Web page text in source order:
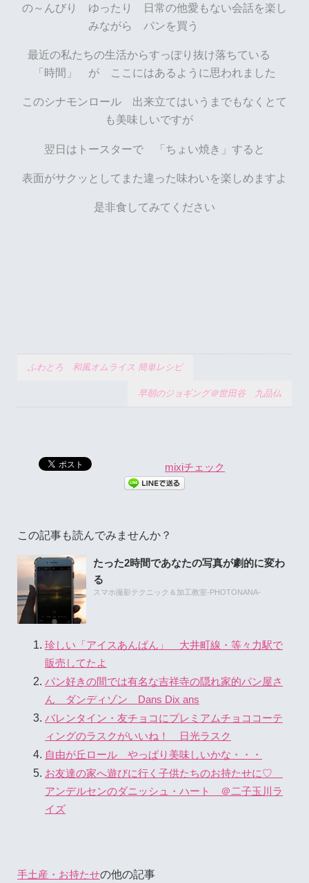
の～んびり ゆったり 日常の他愛もない会話を楽し
みながら パンを買う
最近の私たちの生活からすっぽり抜け落ちている
「時間」 が ここにはあるように思われました
このシナモンロール 出来立てはいうまでもなくとて
も美味しいですが
翌日はトースターで 「ちょい焼き」すると
表面がサクッとしてまた違った味わいを楽しめますよ
是非食してみてください
ふわとろ 和風オムライス 簡単レシピ
早朝のジョギング＠世田谷 九品仏
mixiチェック
この記事も読んでみませんか？
たった2時間であなたの写真が劇的に変わ
る
スマホ撮影テクニック＆加工教室-PHOTONANA-
珍しい「アイスあんぱん」 大井町線・等々力駅で
販売してたよ
パン好きの間では有名な吉祥寺の隠れ家的パン屋さ
ん ダンディゾン Dans Dix ans
バレンタイン・友チョコにプレミアムチョココーテ
ィングのラスクがいいね！ 日光ラスク
自由が丘ロール やっぱり美味しいかな・・・
お友達の家へ遊びに行く子供たちのお持たせに♡
アンデルセンのダニッシュ・ハート ＠二子玉川ラ
イズ
手土産・お持たせの他の記事